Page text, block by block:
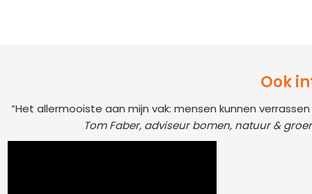
Ook
“Het allermooiste aan mijn vak: mensen kunnen
Tom Faber, adviseur bomen, natuur &